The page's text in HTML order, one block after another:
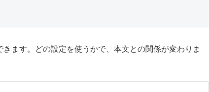
ます。どの設定を使うかで、本文との関係が変わりま